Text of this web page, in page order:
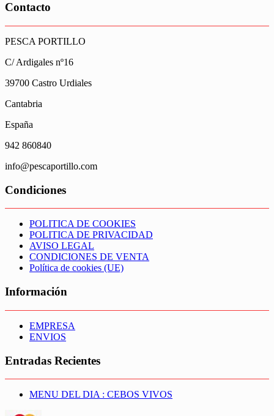
Contacto
PESCA PORTILLO
C/ Ardigales nº16
39700 Castro Urdiales
Cantabria
España
942 860840
info@pescaportillo.com
Condiciones
POLITICA DE COOKIES
POLITICA DE PRIVACIDAD
AVISO LEGAL
CONDICIONES DE VENTA
Política de cookies (UE)
Información
EMPRESA
ENVIOS
Entradas Recientes
MENU DEL DIA : CEBOS VIVOS